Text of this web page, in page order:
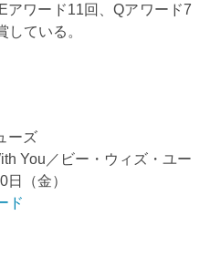
アワード11回、Qアワード7
している。
ーズ
You／ビー・ウィズ・ユー
（金）
ド